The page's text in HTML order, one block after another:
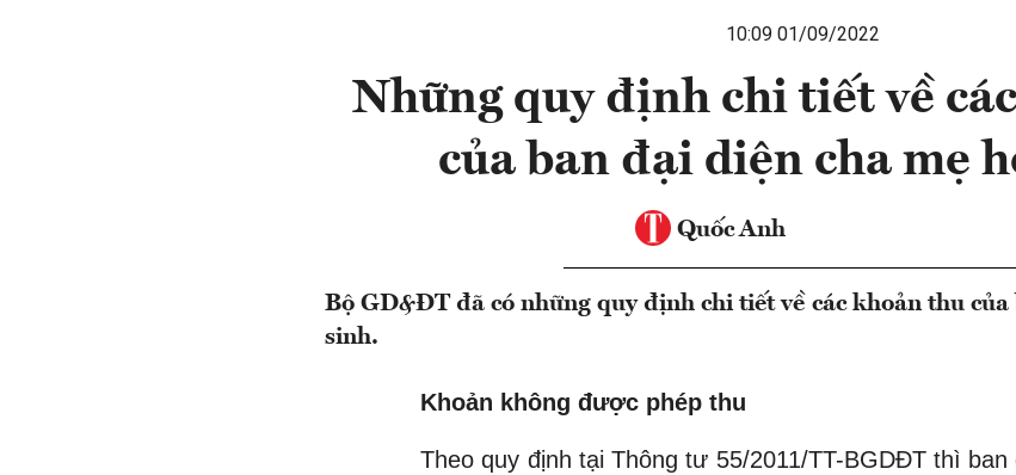
10:09 01/09/2022
Những quy định chi tiết về
của ban đại diện cha mẹ
Quốc Anh
Bộ GD&ĐT đã có những quy định chi tiết về các khoản thu của
sinh.
Khoản không được phép thu
Theo quy định tại Thông tư 55/2011/TT-BGDĐT thì ban